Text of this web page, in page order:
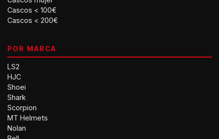
Cascos < 100€
Cascos < 200€
POR MARCA
LS2
HJC
Shoei
Shark
Scorpion
MT Helmets
Nolan